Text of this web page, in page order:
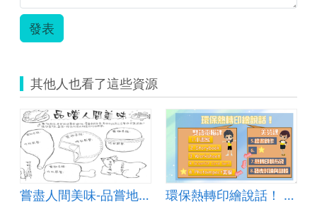
市-
光
國
小-
李
曉
蘭.zip
發表
其他人也看了這些資源
嘗盡人間美味-品嘗地方美食 環保熱轉印繪說話！ Listen to My Heat-Transfer Bag!